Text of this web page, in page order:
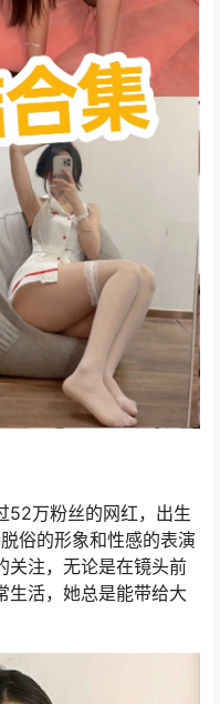
52万粉丝的网红，出生
俗的形象和性感的表演
关注，无论是在镜头前
生活，她总是能带给大